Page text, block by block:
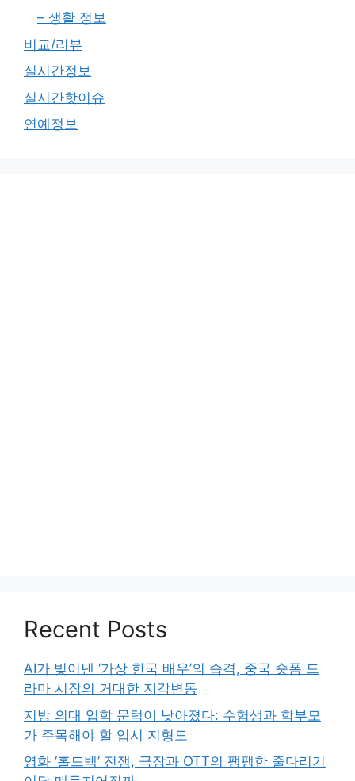
– 생활 정보
비교/리뷰
실시간정보
실시간핫이슈
연예정보
Recent Posts
AI가 빚어낸 ‘가상 한국 배우’의 습격, 중국 숏폼 드
라마 시장의 거대한 지각변동
지방 의대 입학 문턱이 낮아졌다: 수험생과 학부모
가 주목해야 할 입시 지형도
영화 ‘홀드백’ 전쟁, 극장과 OTT의 팽팽한 줄다리기